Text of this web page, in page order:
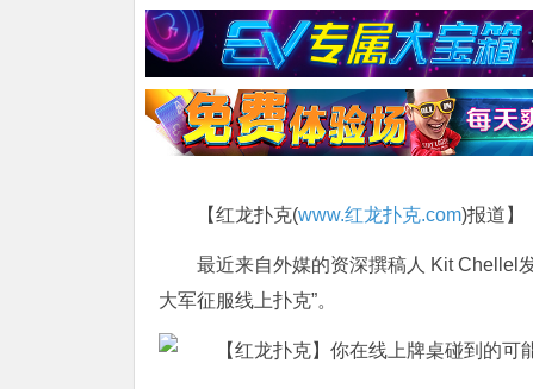
【红龙扑克(www.红龙扑克.com)报道】
最近来自外媒的资深撰稿人 Kit Chellel
大军征服线上扑克”。